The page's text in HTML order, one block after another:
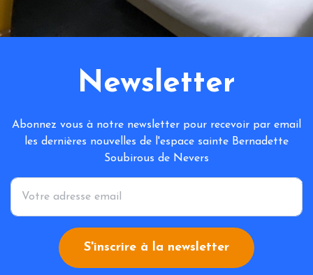
Newsletter
Abonnez vous à notre newsletter pour recevoir par email
les dernières nouvelles de l'espace sainte Bernadette
Soubirous de Nevers
*
S'inscrire à la newsletter